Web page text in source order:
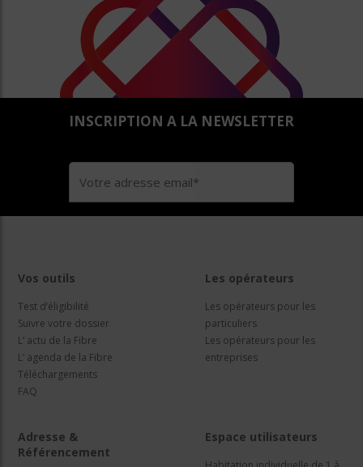
INSCRIPTION A LA NEWSLETTER
Vos outils
Test d’éligibilité
Suivre votre dossier
L’ actu de la Fibre
L’ agenda de la Fibre
Téléchargements
FAQ
Les opérateurs
Les opérateurs pour les
particuliers
Les opérateurs pour les
entreprises
Adresse &
Référencement
Espace utilisateurs